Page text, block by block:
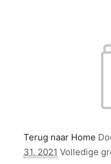
Terug naar Home
31, 2021 Volledige